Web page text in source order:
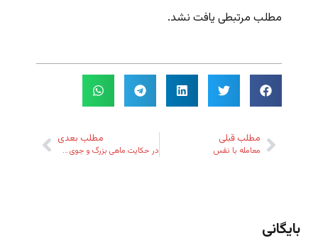
مطلب مرتبطی یافت نشد.
مطلب قبلی
معامله با نفس
مطلب بعدی
در حکایت ماهی بزرگ و جوی خُرد – یا جویی که خُرد شد!
بایگانی